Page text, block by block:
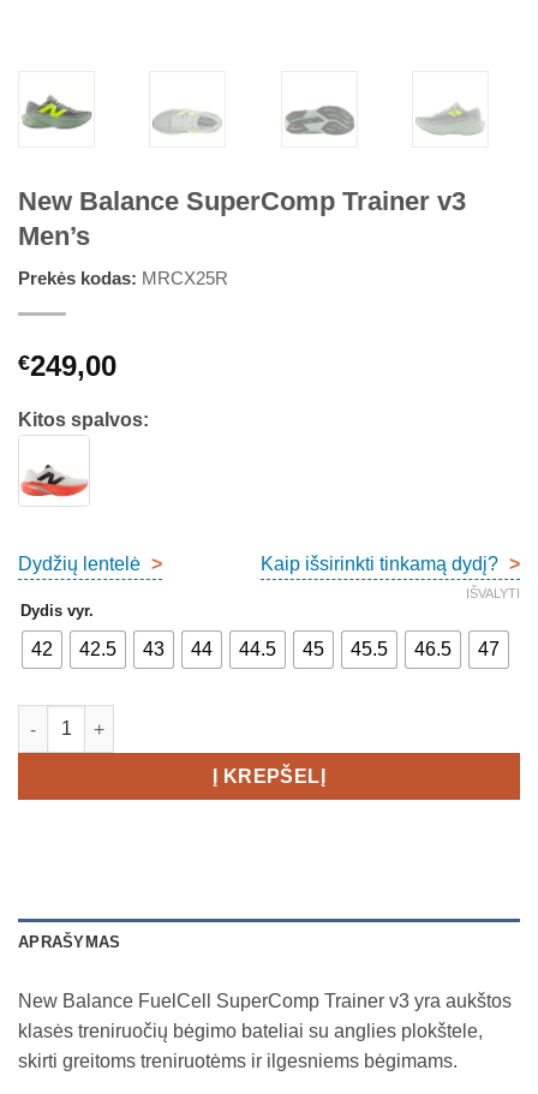
New Balance SuperComp Trainer v3
Men’s
Prekės kodas: MRCX25R
€249,00
Kitos spalvos:
Dydžių lentelė > Kaip išsirinkti tinkamą dydį? >
Dydis vyr.
42 42.5 43 44 44.5 45 45.5 46.5 47
IŠVALYTI
produkto kiekis: New Balance SuperComp Trainer v3 Men's
Į KREPŠELĮ
APRAŠYMAS
New Balance FuelCell SuperComp Trainer v3 yra aukštos
klasės treniruočių bėgimo bateliai su anglies plokštele,
skirti greitoms treniruotėms ir ilgesniems bėgimams.